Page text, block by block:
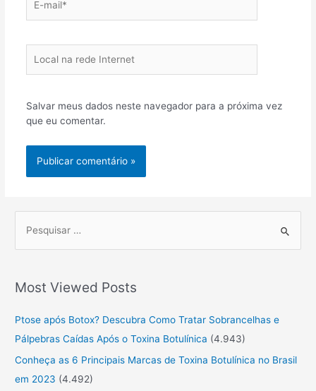
mail*
na
Salvar meus dados neste navegador para a próxima vez
que eu comentar.
r
c
r
:
Most Viewed Posts
Ptose após Botox? Descubra Como Tratar Sobrancelhas e
Pálpebras Caídas Após o Toxina Botulínica (4.943)
Conheça as 6 Principais Marcas de Toxina Botulínica no Brasil
em 2023 (4.492)